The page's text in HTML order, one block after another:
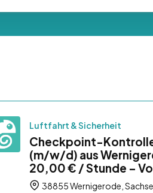
Luftfahrt & Sicherheit
Checkpoint-
(m/w/d) aus
20,00 € / Stunde –
38855 Wernigerode,